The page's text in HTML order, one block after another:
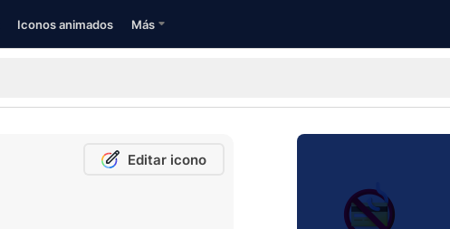
Iconos animados Más
Editar icono